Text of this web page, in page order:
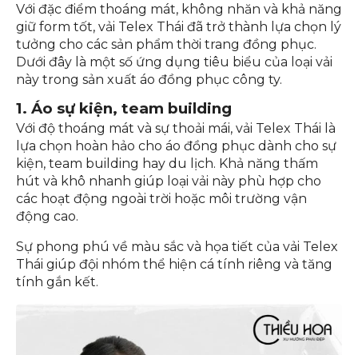
Với đặc điểm thoáng mát, không nhăn và khả năng
giữ form tốt, vải Telex Thái đã trở thành lựa chọn lý
tưởng cho các sản phẩm thời trang đồng phục.
Dưới đây là một số ứng dụng tiêu biểu của loại vải
này trong sản xuất áo đồng phục công ty.
1. Áo sự kiện, team building
Với độ thoáng mát và sự thoải mái, vải Telex Thái là
lựa chọn hoàn hảo cho áo đồng phục dành cho sự
kiện, team building hay du lịch. Khả năng thấm
hút và khô nhanh giúp loại vải này phù hợp cho
các hoạt động ngoài trời hoặc môi trường vận
động cao.
Sự phong phú về màu sắc và họa tiết của vải Telex
Thái giúp đội nhóm thể hiện cá tính riêng và tăng
tính gắn kết.